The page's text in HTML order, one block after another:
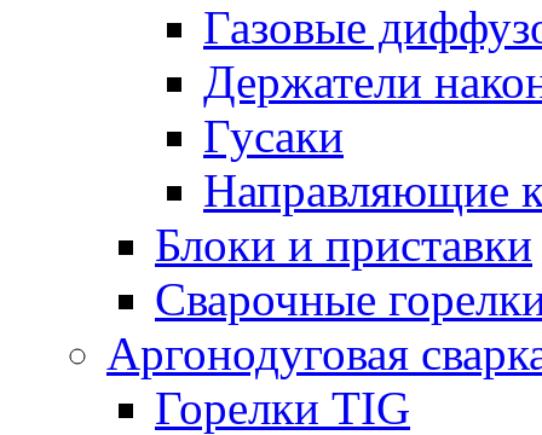
Газовые
Держатели
Гусаки
Направляющие
Блоки и приставки
Сварочные
Аргонодуговая
Горелки TIG